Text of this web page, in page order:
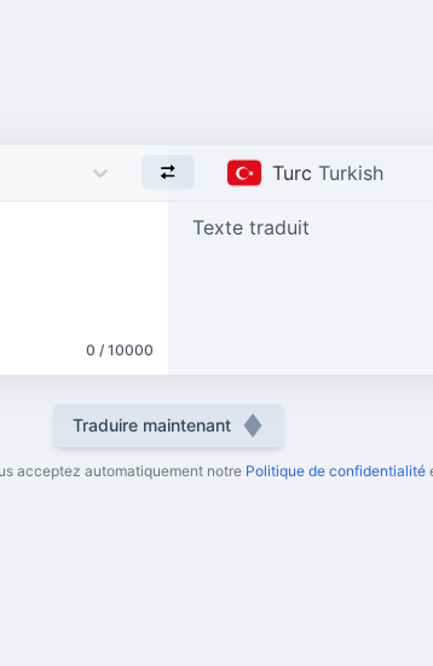
Turc Turkish
0 / 10000
Texte traduit
Traduire maintenant
acceptez automatiquement notre Politique de confidentialité